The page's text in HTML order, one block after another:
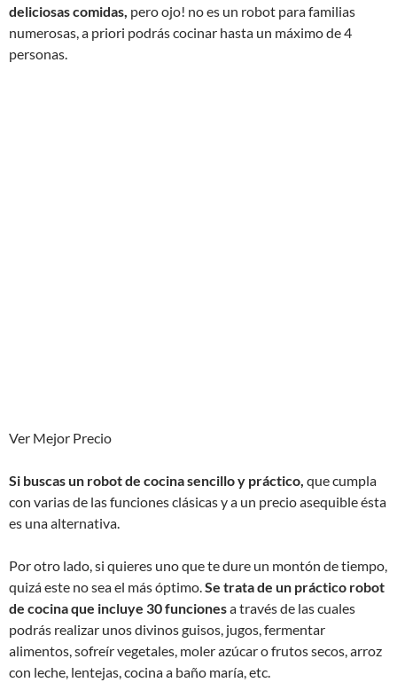
deliciosas comidas, pero ojo! no es un robot para familias
numerosas, a priori podrás cocinar hasta un máximo de 4
personas.
Ver Mejor Precio
Si buscas un robot de cocina sencillo y práctico, que cumpla
con varias de las funciones clásicas y a un precio asequible ésta
es una alternativa.
Por otro lado, si quieres uno que te dure un montón de tiempo,
quizá este no sea el más óptimo.Se trata de un práctico robot
de cocina que incluye 30 funcionesa través de las cuales
podrás realizar unos divinos guisos, jugos, fermentar
alimentos, sofreír vegetales, moler azúcar o frutos secos, arroz
con leche, lentejas, cocina a baño maría, etc.